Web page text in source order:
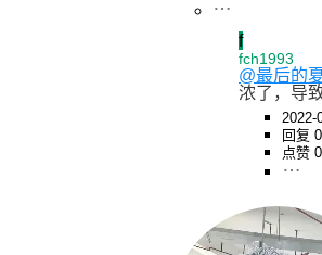
f
fch1993
@最后的
浓了，导
2022-
回复 0
点赞 0